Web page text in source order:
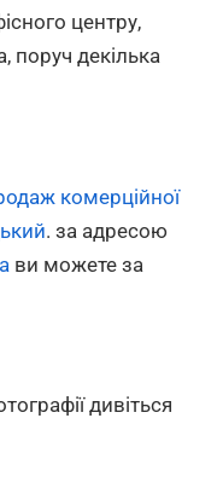
центру,
поруч декілька
комерційної
. за адресою
ви можете за
дивіться